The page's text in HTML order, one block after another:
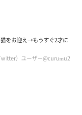
ごはんをとられてし
枚、器用に持ち上
を探すことも……。私
、優しいチコにこっ
をお迎え→もうすぐ2才に
）ユーザー@curumu2